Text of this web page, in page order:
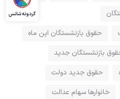
حقوق بازنشستگان این ماه
بازنشستگان جدید
حقوق جدید دولت
خانوارها سهام عدالت
گردونه شانس